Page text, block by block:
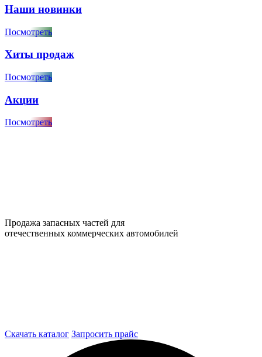
Наши новинки
Посмотреть
Хиты продаж
Посмотреть
Акции
Посмотреть
Продажа запасных частей для
отечественных коммерческих автомобилей
Скачать каталог Запросить прайс